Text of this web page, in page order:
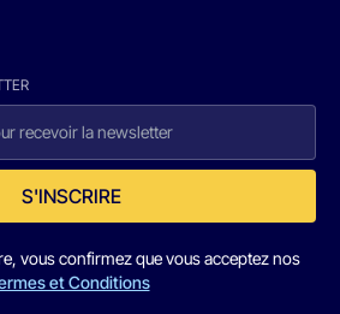
S'INSCRIRE
vous confirmez que vous acceptez nos
et Conditions